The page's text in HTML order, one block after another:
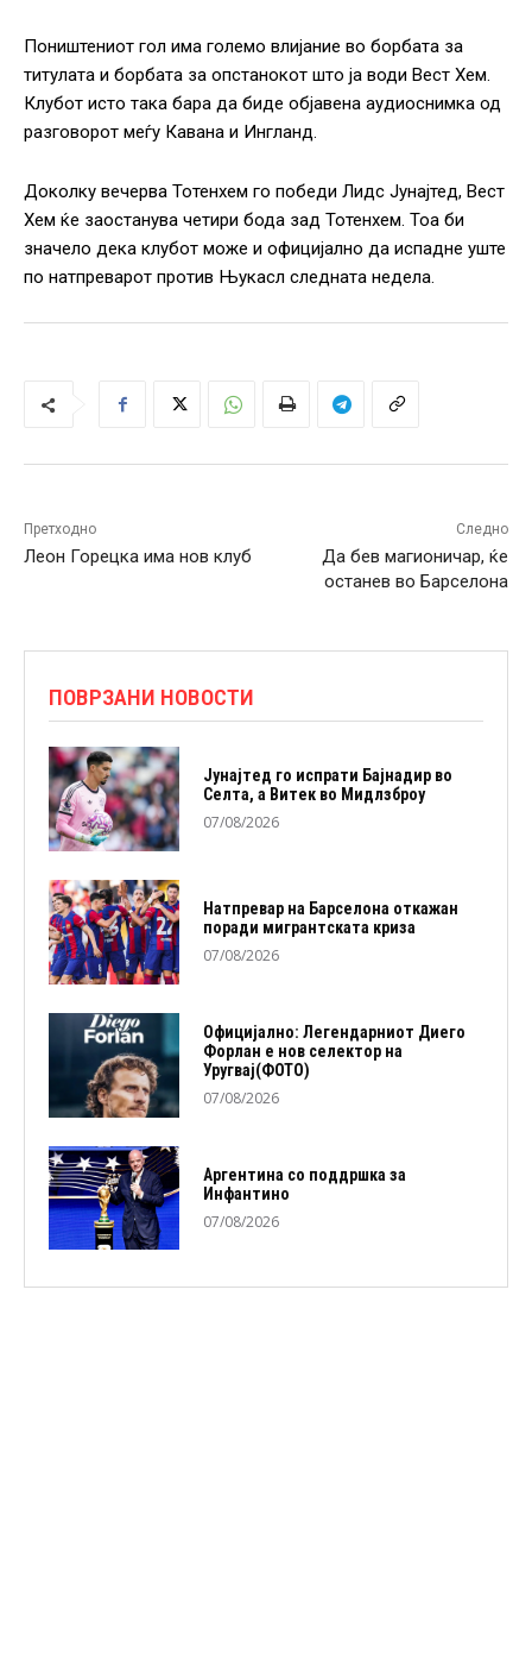
Поништениот гол има големо влијание во борбата за
титулата и борбата за опстанокот што ја води Вест Хем.
Клубот исто така бара да биде објавена аудиоснимка од
разговорот меѓу Кавана и Ингланд.
Доколку вечерва Тотенхем го победи Лидс Јунајтед, Вест
Хем ќе заостанува четири бода зад Тотенхем. Тоа би
значело дека клубот може и официјално да испадне уште
по натпреварот против Њукасл следната недела.
Претходно
Леон Горецка има нов клуб
Следно
Да бев магионичар, ќе
останев во Барселона
ПОВРЗАНИ НОВОСТИ
Јунајтед го испрати Бајнадир во
Селта, а Витек во Мидлзброу
07/08/2026
Натпревар на Барселона откажан
поради мигрантската криза
07/08/2026
Официјално: Легендарниот Диего
Форлан е нов селектор на
Уругвај(ФОТО)
07/08/2026
Аргентина со поддршка за
Инфантино
07/08/2026